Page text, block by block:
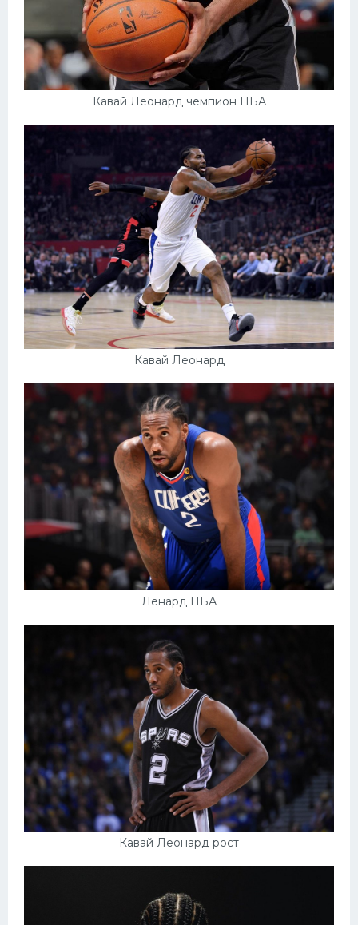
Кавай Леонард чемпион НБА
Кавай Леонард
Ленард НБА
Кавай Леонард рост